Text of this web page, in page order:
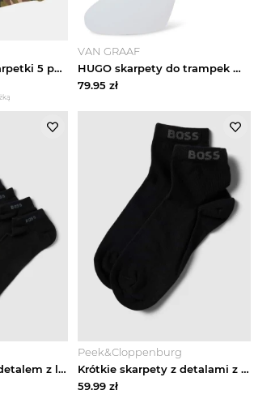
męskie
męskie
wszystko
Sinsay - Krótkie skarpetki 5 pack - wielobarwny
VAN GRAAF
HUGO skarpety do trampek w 3-paku Mężczyźni Bawełna biały
79.95 zł
Krótkie skarpety z detalem z logo w zestawie 5 szt. Boss Czarny
Peek&Cloppenburg
Krótkie skarpety z detalami z logo w zestawie 2 szt. Boss Czarny
59.99 zł